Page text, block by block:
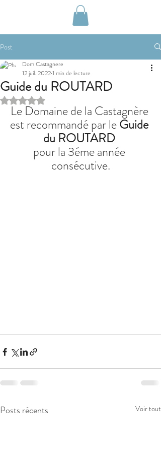
Post
Guide du ROUTARD
Dom Castagnere
12 juil. 20221 min de lecture
Noté NaN étoiles sur 5.
Le Domaine de la Castagnère
est recommandé par le Guide
du ROUTARD
pour la 3éme année
consécutive.
Posts récents Voir tout